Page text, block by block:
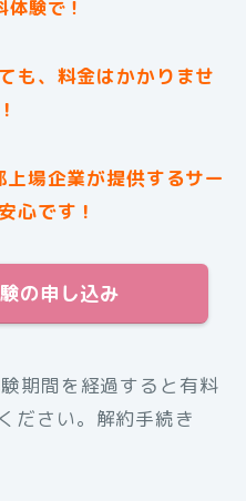
験で！
も、料金はかかりませ
場企業が提供するサー
心です！
の申し込み
期間を経過すると有料
ださい。解約手続き